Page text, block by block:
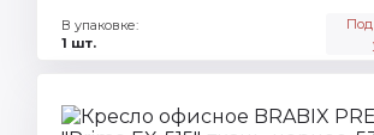
В упаковке:
1 шт.
Под